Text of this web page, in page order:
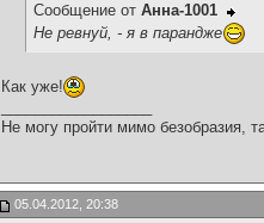
Сообщение от Анна-1001
Не ревнуй, - я в парандже
Как уже!
Не могу пройти мимо безобразия,
05.04.2012, 20:38